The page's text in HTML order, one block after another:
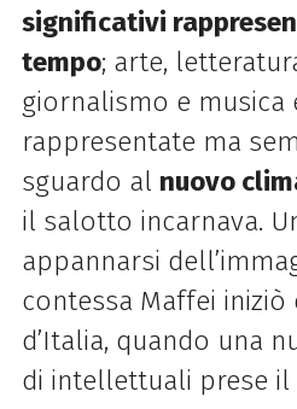
significativi
tempo; arte,
giornalismo e musica
rappresentate ma
sguardo al nuovo
il salotto incarnava.
appannarsi
contessa Maffei iniziò
d’Italia, quando una
di intellettuali prese